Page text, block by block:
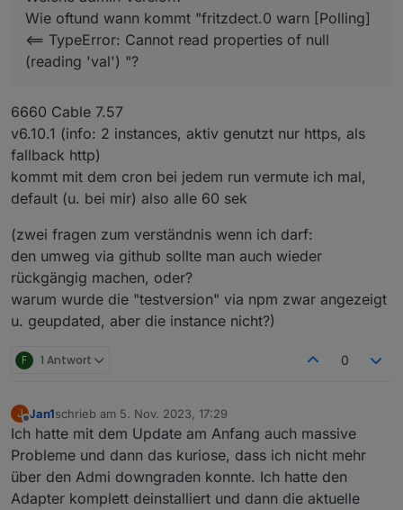
Wie oftund wann kommt "fritzdect.0 warn [Polling]
<== TypeError: Cannot read properties of null
(reading 'val') "?
6660 Cable 7.57
v6.10.1 (info: 2 instances, aktiv genutzt nur https, als
fallback http)
kommt mit dem cron bei jedem run vermute ich mal,
default (u. bei mir) also alle 60 sek
(zwei fragen zum verständnis wenn ich darf:
den umweg via github sollte man auch wieder
rückgängig machen, oder?
warum wurde die "testversion" via npm zwar angezeigt
u. geupdated, aber die instance nicht?)
F 1 Antwort 0
J
Offline
Jan1schrieb am 5. Nov. 2023, 17:29
zuletzt editiert von
Ich hatte mit dem Update am Anfang auch massive
Probleme und dann das kuriose, dass ich nicht mehr
über den Admi downgraden konnte. Ich hatte den
Adapter komplett deinstalliert und dann die aktuelle